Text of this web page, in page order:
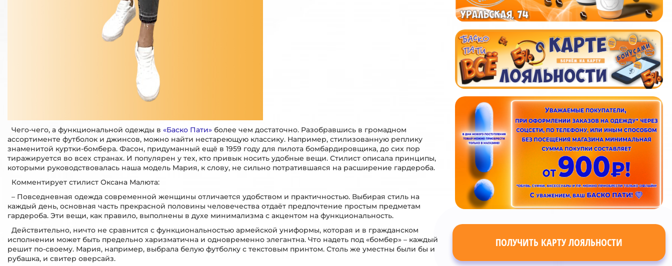
Чего-чего, а функциональной одежды в «Баско Пати» более чем достаточно. Разобравшись в громадном
ассортименте футболок и джинсов, можно найти нестареющую классику. Например, стилизованную реплику
знаменитой куртки-бомбера. Фасон, придуманный ещё в 1959 году для пилота бомбардировщика, до сих пор
тиражируется во всех странах. И популярен у тех, кто привык носить удобные вещи. Стилист описала принципы,
которыми руководствовалась наша модель Мария, к слову, не сильно потратившаяся на расширение гардероба.
Комментирует стилист Оксана Малюта:
– Повседневная одежда современной женщины отличается удобством и практичностью. Выбирая стиль на
каждый день, основная часть прекрасной половины человечества отдаёт предпочтение простым предметам
гардероба. Эти вещи, как правило, выполнены в духе минимализма с акцентом на функциональность.
Действительно, ничто не сравнится с функциональностью армейской униформы, которая и в гражданском
исполнении может быть предельно харизматична и одновременно элегантна. Что надеть под «бомбер» – каждый
решит по-своему. Мария, например, выбрала белую футболку с текстовым принтом. Столь же уместны были бы и
рубашка, и свитер оверсайз.
ПОЛУЧИТЬ КАРТУ ЛОЯЛЬНОСТИ